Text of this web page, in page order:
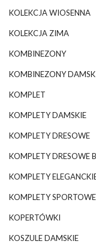
KOLEKCJA WIOSENNA
KOLEKCJA ZIMA
KOMBINEZONY
KOMBINEZONY
KOMPLET
KOMPLETY DAMSKIE
KOMPLETY DRESOWE
KOMPLETY DRESOWE
KOMPLETY
KOMPLETY SPORTOWE
KOPERTÓWKI
KOSZULE DAMSKIE